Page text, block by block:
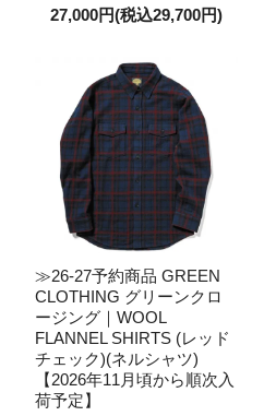
27,000円(税込29,700円)
≫26-27予約商品 GREEN
CLOTHING グリーンクロ
ージング｜WOOL
FLANNEL SHIRTS (レッド
チェック)(ネルシャツ)
【2026年11月頃から順次入
荷予定】